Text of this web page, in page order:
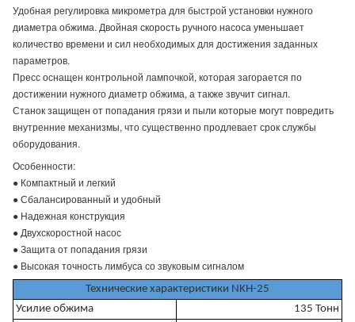
Удобная регулировка микрометра для быстрой установки нужного
диаметра обжима. Двойная скорость ручного насоса уменьшает
количество времени и сил необходимых для достижения заданных
параметров.
Пресс оснащен контрольной лампочкой, которая загорается по
достижении нужного диаметр обжима, а также звучит сигнал.
Станок защищен от попадания грязи и пыли которые могут повредить
внутренние механизмы, что существенно продлевает срок службы
оборудования.
Особенности:
● Компактный и легкий
● Сбалансированный и удобный
● Надежная конструкция
● Двухскоростной насос
● Защита от попадания грязи
● Высокая точность лимбуса со звуковым сигналом
Технические характеристики NKH-25
Усилие обжима
135 Toнн